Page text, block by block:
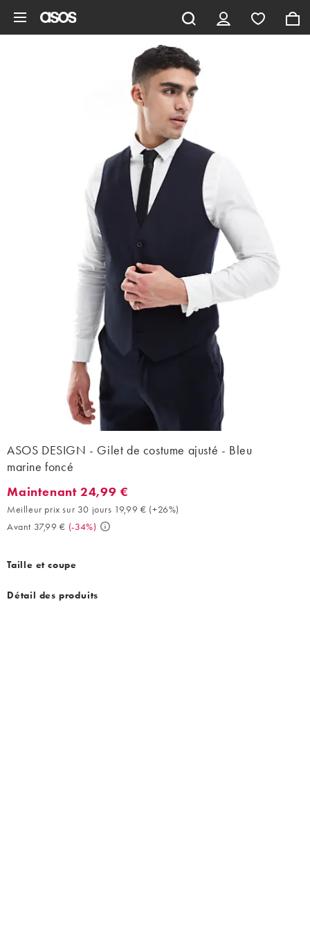
ASOS DESIGN - Gilet de costume ajusté - Bleu
marine foncé
Maintenant 24,99 €. Meilleur prix sur 30 jours 19,99 € (+26%).
Maintenant 24,99 €
Meilleur prix sur 30 jours 19,99 € (+26%)
Avant 37,99 € (-34%)
Taille et coupe
Détail des produits